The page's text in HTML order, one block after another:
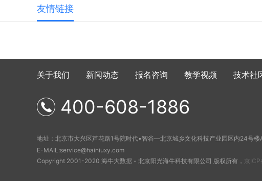
友情链接
关于我们 新闻动态 报名咨询 教学视频 技术社
400-608-1886
地址：北京市大兴区芦花路1号院时代•智谷—北京城乡文化科技产业园区内24号楼
E-MAIL:service@hainiuxy.com
Copyright 2001-2020 海牛大数据 - 北京阳光海牛科技有限公司 版权所有， 京